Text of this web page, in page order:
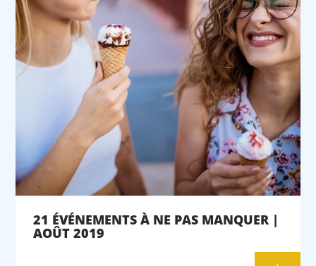
21 ÉVÉNEMENTS À NE PAS MANQUER |
AOÛT 2019